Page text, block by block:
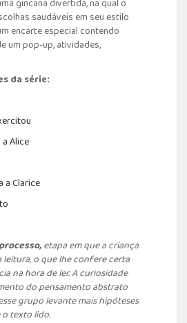
gincana divertida, na qual o
saudáveis em seu estilo
encarte especial contendo
um pop-up, atividades,
da série:
Alice
a Clarice
etapa em que a criança
o que lhe confere certa
na hora de ler. A curiosidade
do pensamento abstrato
grupo levante mais hipóteses
texto lido.